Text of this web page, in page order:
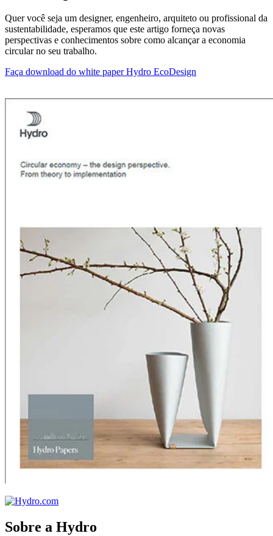
Quer você seja um designer, engenheiro, arquiteto ou profissional da
sustentabilidade, esperamos que este artigo forneça novas
perspectivas e conhecimentos sobre como alcançar a economia
circular no seu trabalho.
Faça download do white paper Hydro EcoDesign
Sobre a Hydro